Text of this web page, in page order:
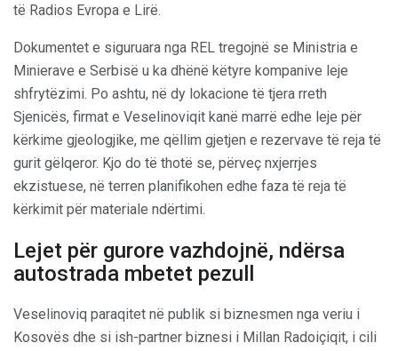
të Radios Evropa e Lirë.
Dokumentet e siguruara nga REL tregojnë se Ministria e
Minierave e Serbisë u ka dhënë këtyre kompanive leje
shfrytëzimi. Po ashtu, në dy lokacione të tjera rreth
Sjenicës, firmat e Veselinoviqit kanë marrë edhe leje për
kërkime gjeologjike, me qëllim gjetjen e rezervave të reja të
gurit gëlqeror. Kjo do të thotë se, përveç nxjerrjes
ekzistuese, në terren planifikohen edhe faza të reja të
kërkimit për materiale ndërtimi.
Lejet për gurore vazhdojnë, ndërsa
autostrada mbetet pezull
Veselinoviq paraqitet në publik si biznesmen nga veriu i
Kosovës dhe si ish-partner biznesi i Millan Radoiçiqit, i cili